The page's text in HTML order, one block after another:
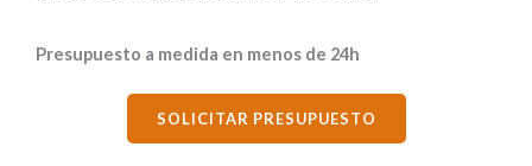
Presupuesto a medida en menos de 24h
SOLICITAR PRESUPUESTO